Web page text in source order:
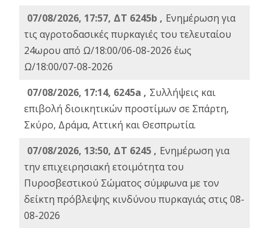
07/08/2026, 17:57, ΔΤ 6245b , Ενημέρωση για
τις αγροτοδασικές πυρκαγιές του τελευταίου
24ωρου από Ω/18:00/06-08-2026 έως
Ω/18:00/07-08-2026
07/08/2026, 17:14, 6245a , Συλλήψεις και
επιβολή διοικητικών προστίμων σε Σπάρτη,
Σκύρο, Δράμα, Αττική και Θεσπρωτία.
07/08/2026, 13:50, ΔΤ 6245 , Ενημέρωση για
την επιχειρησιακή ετοιμότητα του
Πυροσβεστικού Σώματος σύμφωνα με τον
δείκτη πρόβλεψης κινδύνου πυρκαγιάς στις 08-
08-2026